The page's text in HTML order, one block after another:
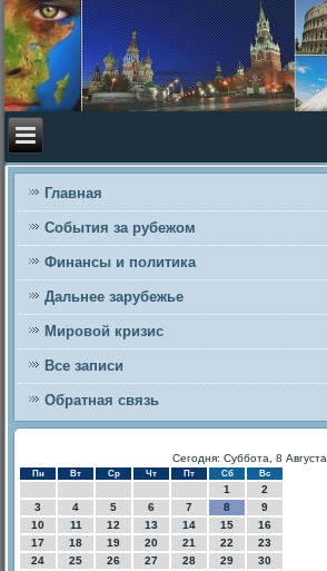
Главная
События за рубежом
Финансы и политика
Дальнее зарубежье
Мировой кризис
Все записи
Обратная связь
Сегодня: Суббота, 8 Августа
Пн Вт Ср Чт Пт Сб Вс
1
2
3
4 5 6 7 8
9
10
11 12 13 14 15
16
17
18 19 20 21 22
23
24
25 26 27 28 29
30